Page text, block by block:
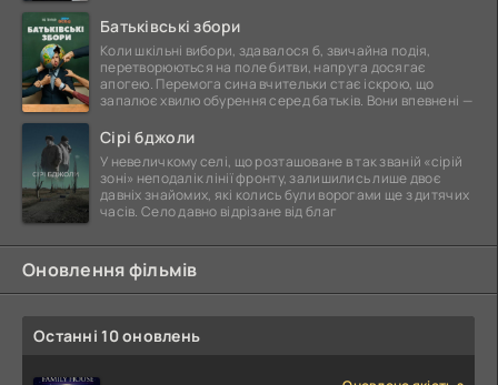
Батьківські збори
Коли шкільні вибори, здавалося б, звичайна подія,
перетворюються на поле битви, напруга досягає
апогею. Перемога сина вчительки стає іскрою, що
запалює хвилю обурення серед батьків. Вони впевнені —
Сірі бджоли
У невеличкому селі, що розташоване в так званій «сірій
зоні» неподалік лінії фронту, залишились лише двоє
давніх знайомих, які колись були ворогами ще з дитячих
часів. Село давно відрізане від благ
Оновлення фільмів
Останні 10 оновлень